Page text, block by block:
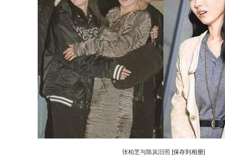
张柏芝与陈岚旧照 [保存到相册]